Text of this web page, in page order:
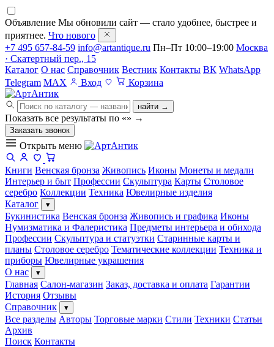
Объявление Мы обновили сайт — стало удобнее, быстрее и
приятнее. Что нового
+7 495 657-84-59 info@artantique.ru Пн–Пт 10:00–19:00 Москва
· Скатертный пер., 15
Каталог О нас Справочник Вестник Контакты ВК WhatsApp
Telegram MAX Вход Корзина
найти →
Показать все результаты по «» →
Заказать звонок
Открыть меню
Книги Венская бронза Живопись Иконы Монеты и медали
Интерьер и быт Профессии Скульптура Карты Столовое
серебро Коллекции Техника Ювелирные изделия
Каталог
▾
Букинистика Венская бронза Живопись и графика Иконы
Нумизматика и Фалеристика Предметы интерьера и обихода
Профессии Скульптура и статуэтки Старинные карты и
планы Столовое серебро Тематические коллекции Техника и
приборы Ювелирные украшения
О нас
▾
Главная Салон-магазин Заказ, доставка и оплата Гарантии
История Отзывы
Справочник
▾
Все разделы Авторы Торговые марки Стили Техники Статьи
Архив
Поиск Контакты